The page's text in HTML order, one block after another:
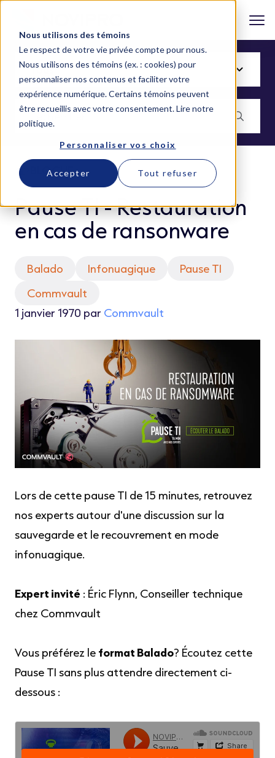
Nous utilisons des témoins
Le respect de votre vie privée compte pour nous.
Nous utilisons des témoins (ex. : cookies) pour
personnaliser nos contenus et faciliter votre
expérience numérique. Certains témoins peuvent
être recueillis avec votre consentement.Lire notre
politique.
Personnaliser vos choix
Accepter Tout refuser
BLOGUE
Pause TI - Restauration
en cas de ransonware
Balado Infonuagique
Pause TI
Commvault
1 janvier 1970 par Commvault
Lors de cette pause TI de 15 minutes, retrouvez
nos experts autour d'une discussion sur la
sauvegarde et le recouvrement en mode
infonuagique.
Expert invité : Éric Flynn, Conseiller technique
chez Commvault
Vous préférez le format Balado? Écoutez cette
Pause TI sans plus attendre directement ci-
dessous :